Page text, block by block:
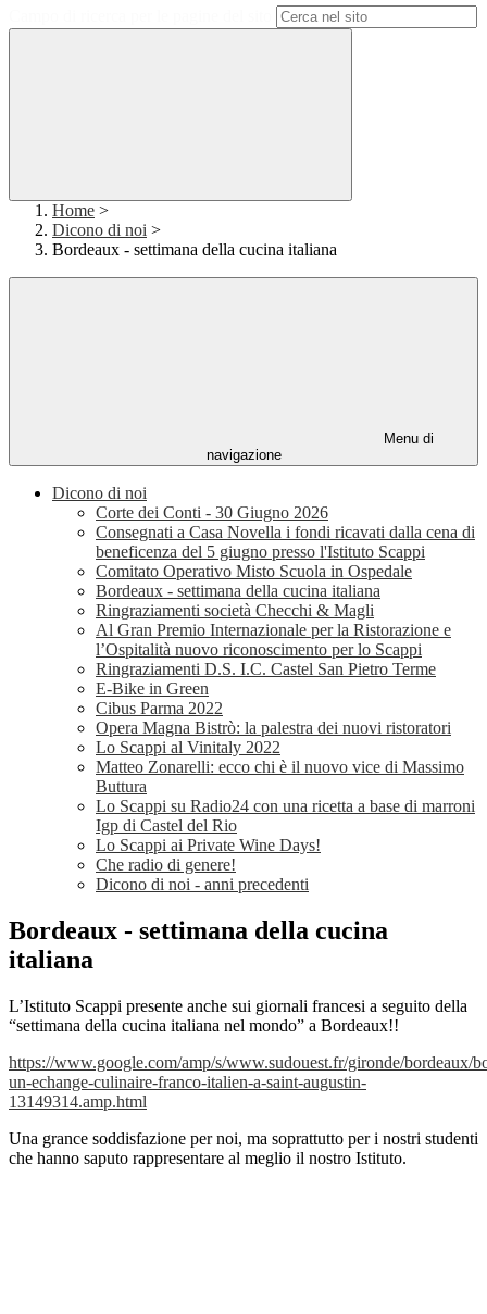
Home >
Dicono di noi >
Bordeaux - settimana della cucina italiana
Menu di
navigazione
Dicono di noi
Corte dei Conti - 30 Giugno 2026
Consegnati a Casa Novella i fondi ricavati dalla cena di
beneficenza del 5 giugno presso l'Istituto Scappi
Comitato Operativo Misto Scuola in Ospedale
Bordeaux - settimana della cucina italiana
Ringraziamenti società Checchi & Magli
Al Gran Premio Internazionale per la Ristorazione e
l’Ospitalità nuovo riconoscimento per lo Scappi
Ringraziamenti D.S. I.C. Castel San Pietro Terme
E-Bike in Green
Cibus Parma 2022
Opera Magna Bistrò: la palestra dei nuovi ristoratori
Lo Scappi al Vinitaly 2022
Matteo Zonarelli: ecco chi è il nuovo vice di Massimo
Buttura
Lo Scappi su Radio24 con una ricetta a base di marroni
Igp di Castel del Rio
Lo Scappi ai Private Wine Days!
Che radio di genere!
Dicono di noi - anni precedenti
Bordeaux - settimana della cucina
italiana
L’Istituto Scappi presente anche sui giornali francesi a seguito della
“settimana della cucina italiana nel mondo” a Bordeaux!!
https://www.google.com/amp/s/www.sudouest.fr/gironde/bordeaux/
un-echange-culinaire-franco-italien-a-saint-augustin-
13149314.amp.html
Una grance soddisfazione per noi, ma soprattutto per i nostri studenti
che hanno saputo rappresentare al meglio il nostro Istituto.